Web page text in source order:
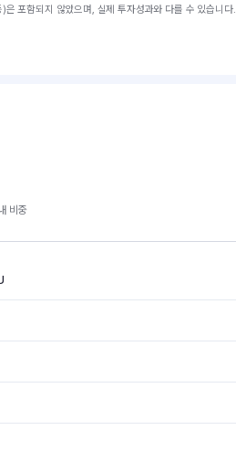
포함되지 않았으며, 실제 투자성과와 다를 수 있습니다.
비중